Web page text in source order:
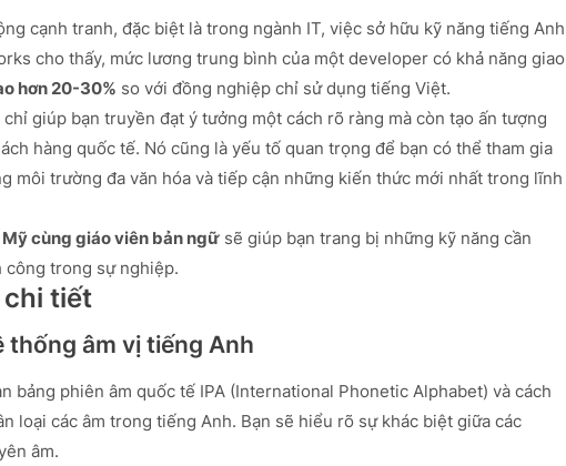
cạnh tranh, đặc biệt là trong ngành IT, việc sở hữu kỹ năng tiếng Anh
cho thấy, mức lương trung bình của một developer có khả năng giao
hơn 20-30% so với đồng nghiệp chỉ sử dụng tiếng Việt.
giúp bạn truyền đạt ý tưởng một cách rõ ràng mà còn tạo ấn tượng
hàng quốc tế. Nó cũng là yếu tố quan trọng để bạn có thể tham gia
môi trường đa văn hóa và tiếp cận những kiến thức mới nhất trong lĩnh
cùng giáo viên bản ngữ sẽ giúp bạn trang bị những kỹ năng cần
trong sự nghiệp.
chi tiết
thống âm vị tiếng Anh
bảng phiên âm quốc tế IPA (International Phonetic Alphabet) và cách
loại các âm trong tiếng Anh. Bạn sẽ hiểu rõ sự khác biệt giữa các
âm.